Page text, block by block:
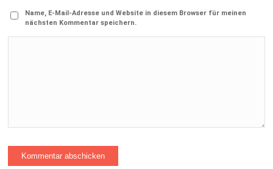
Name, E-Mail-Adresse und Website in diesem Browser für meinen
nächsten Kommentar speichern.